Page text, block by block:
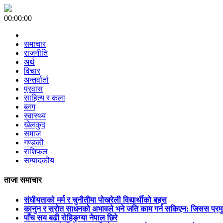
00:00:00
समाचार
राजनीति
अर्थ
विचार
अन्तर्वार्ता
प्रवास
साहित्य र कला
ब्लग
स्वास्थ्य
खेलकुद
समाज
गण्डकी
राशिफल
सम्पादकीय
ताजा समाचार
संघीयताको मर्म र चुनौतीमा पोखरेली विद्यार्थीको बहस
कानुन र स्रोत साधनको अभावले भने जति काम गर्न सकिएन: जिसस
पाँच सय बढी रोहिङ्ग्या नेपाल छिरे